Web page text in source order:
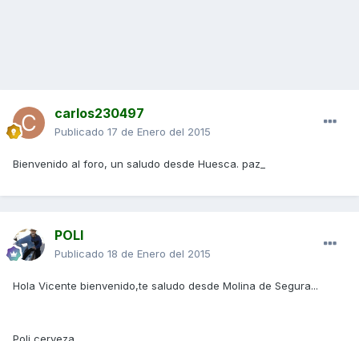
carlos230497
Publicado 17 de Enero del 2015
Bienvenido al foro, un saludo desde Huesca. paz_
POLI
Publicado 18 de Enero del 2015
Hola Vicente bienvenido,te saludo desde Molina de Segura...